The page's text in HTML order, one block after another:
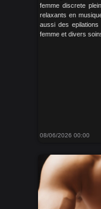
femme discrete
relaxants en
aussi des
femme et divers
08/06/2026 00:00